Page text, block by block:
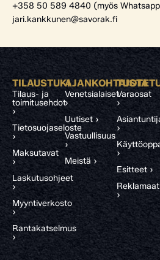
+358 50 589 4840 (myös
jari.kankkunen@savorak.fi
TILAUSTUKI
Tilaus- ja
toimitusehdot
›
Tietosuojaseloste
›
Maksutavat
›
Laskutusohjeet
›
Myyntiverkosto
›
Rantakatselmus
›
AJANKOHTAISTA
Venetsialaiset
›
Uutiset ›
Vastuullisuus
›
Meistä ›
Varaosat
›
›
›
Esitteet ›
›